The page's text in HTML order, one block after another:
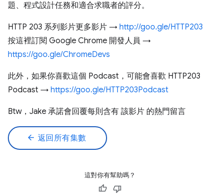
題、程式設計任務和適合求職者的評分。
HTTP 203 系列影片更多影片 → http://goo.gle/HTTP203
按這裡訂閱 Google Chrome 開發人員 →
https://goo.gle/ChromeDevs
此外，如果你喜歡這個 Podcast，可能會喜歡 HTTP203
Podcast → https://goo.gle/HTTP203Podcast
Btw，Jake 承諾會回覆每則含有 該影片 的熱門留言
arrow_back 返回所有集數
這對你有幫助嗎？